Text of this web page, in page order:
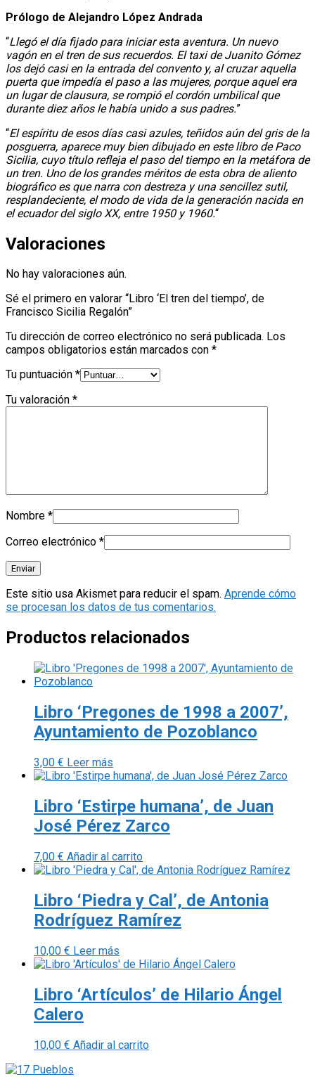
Prólogo de Alejandro López Andrada
“Llegó el día fijado para iniciar esta aventura. Un nuevo
vagón en el tren de sus recuerdos. El taxi de Juanito Gómez
los dejó casi en la entrada del convento y, al cruzar aquella
puerta que impedía el paso a las mujeres, porque aquel era
un lugar de clausura, se rompió el cordón umbilical que
durante diez años le había unido a sus padres.”
“El espíritu de esos días casi azules, teñidos aún del gris de la
posguerra, aparece muy bien dibujado en este libro de Paco
Sicilia, cuyo título refleja el paso del tiempo en la metáfora de
un tren. Uno de los grandes méritos de esta obra de aliento
biográfico es que narra con destreza y una sencillez sutil,
resplandeciente, el modo de vida de la generación nacida en
el ecuador del siglo XX, entre 1950 y 1960.“
Valoraciones
No hay valoraciones aún.
Sé el primero en valorar “Libro ‘El tren del tiempo’, de
Francisco Sicilia Regalón”
Tu dirección de correo electrónico no será publicada. Los
campos obligatorios están marcados con *
Tu puntuación *
Tu valoración *
Nombre *
Correo electrónico *
Este sitio usa Akismet para reducir el spam. Aprende cómo
se procesan los datos de tus comentarios.
Productos relacionados
Libro ‘Pregones de 1998 a 2007’,
Ayuntamiento de Pozoblanco
3,00 € Leer más
Libro ‘Estirpe humana’, de Juan
José Pérez Zarco
7,00 € Añadir al carrito
Libro ‘Piedra y Cal’, de Antonia
Rodríguez Ramírez
10,00 € Leer más
Libro ‘Artículos’ de Hilario Ángel
Calero
10,00 € Añadir al carrito